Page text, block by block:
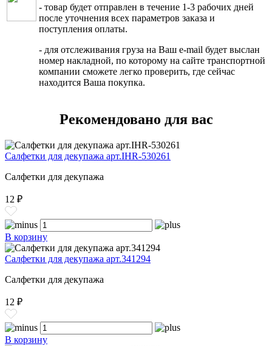
- товар будет отправлен в течение 1-3 рабочих дней
после уточнения всех параметров заказа и
поступления оплаты.
- для отслеживания груза на Ваш e-mail будет выслан
номер накладной, по которому на сайте транспортной
компании сможете легко проверить, где сейчас
находится Ваша покупка.
Рекомендовано для вас
Салфетки для декупажа арт.IHR-530261
Салфетки для декупажа
12 ₽
В корзину
Салфетки для декупажа арт.341294
Салфетки для декупажа
12 ₽
В корзину